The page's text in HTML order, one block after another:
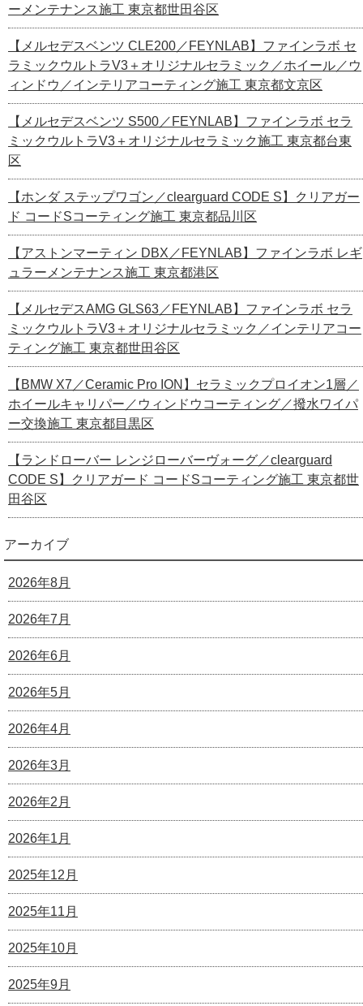
ーメンテナンス施工 東京都世田谷区
【メルセデスベンツ CLE200／FEYNLAB】ファインラボ セ
ラミックウルトラV3＋オリジナルセラミック／ホイール／ウ
ィンドウ／インテリアコーティング施工 東京都文京区
【メルセデスベンツ S500／FEYNLAB】ファインラボ セラ
ミックウルトラV3＋オリジナルセラミック施工 東京都台東
区
【ホンダ ステップワゴン／clearguard CODE S】クリアガー
ド コードSコーティング施工 東京都品川区
【アストンマーティン DBX／FEYNLAB】ファインラボ レギ
ュラーメンテナンス施工 東京都港区
【メルセデスAMG GLS63／FEYNLAB】ファインラボ セラ
ミックウルトラV3＋オリジナルセラミック／インテリアコー
ティング施工 東京都世田谷区
【BMW X7／Ceramic Pro ION】セラミックプロイオン1層／
ホイールキャリパー／ウィンドウコーティング／撥水ワイパ
ー交換施工 東京都目黒区
【ランドローバー レンジローバーヴォーグ／clearguard
CODE S】クリアガード コードSコーティング施工 東京都世
田谷区
アーカイブ
2026年8月
2026年7月
2026年6月
2026年5月
2026年4月
2026年3月
2026年2月
2026年1月
2025年12月
2025年11月
2025年10月
2025年9月